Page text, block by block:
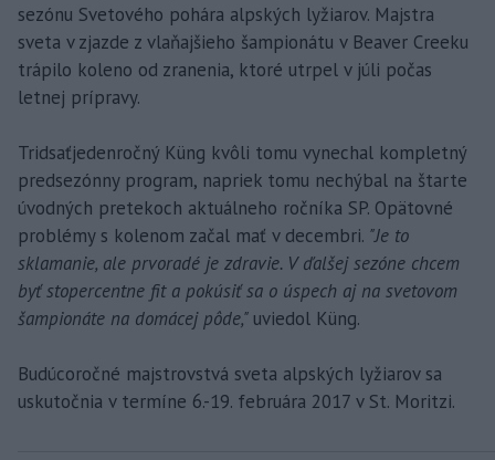
sezónu Svetového pohára alpských lyžiarov. Majstra
sveta v zjazde z vlaňajšieho šampionátu v Beaver Creeku
trápilo koleno od zranenia, ktoré utrpel v júli počas
letnej prípravy.
Tridsaťjedenročný Küng kvôli tomu vynechal kompletný
predsezónny program, napriek tomu nechýbal na štarte
úvodných pretekoch aktuálneho ročníka SP. Opätovné
problémy s kolenom začal mať v decembri. "Je to
sklamanie, ale prvoradé je zdravie. V ďalšej sezóne chcem
byť stopercentne fit a pokúsiť sa o úspech aj na svetovom
šampionáte na domácej pôde," uviedol Küng.
Budúcoročné majstrovstvá sveta alpských lyžiarov sa
uskutočnia v termíne 6.-19. februára 2017 v St. Moritzi.